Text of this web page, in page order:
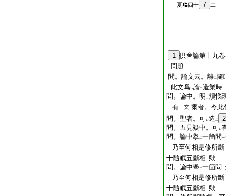
夏﨟四十
7 二
1 倶舍論第十九
問題
問。論文云。離二 隨
此文爲レ論二造業時一
問。論中。明 三煩惱
有一 文 爾者。今此
問。聖者。可レ造 二
2
問。五見疑中。可レ
問。論中擧二一箇問一
乃至何相是修所斷
十隨眠五斷相一歟
問。論中擧二一箇問一
乃至何相是修所斷
十隨眠五斷相一歟